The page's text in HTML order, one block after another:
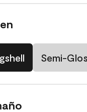
Semi-